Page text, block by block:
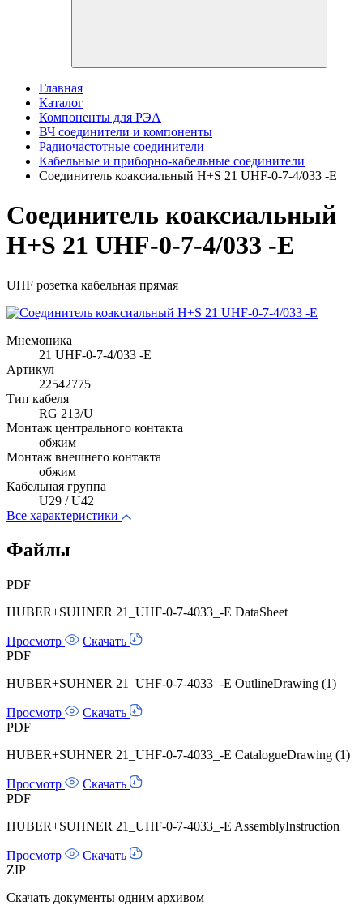
Главная
Каталог
Компоненты для РЭА
ВЧ соединители и компоненты
Радиочастотные соединители
Кабельные и приборно-кабельные соединители
Соединитель коаксиальный H+S 21 UHF-0-7-4/033 -E
Соединитель коаксиальный
H+S 21 UHF-0-7-4/033 -E
UHF розетка кабельная прямая
Мнемоника
21 UHF-0-7-4/033 -E
Артикул
22542775
Тип кабеля
RG 213/U
Монтаж центрального контакта
обжим
Монтаж внешнего контакта
обжим
Кабельная группа
U29 / U42
Все характеристики
Файлы
PDF
HUBER+SUHNER 21_UHF-0-7-4033_-E DataSheet
Просмотр
Скачать
PDF
HUBER+SUHNER 21_UHF-0-7-4033_-E OutlineDrawing (1)
Просмотр
Скачать
PDF
HUBER+SUHNER 21_UHF-0-7-4033_-E CatalogueDrawing (1)
Просмотр
Скачать
PDF
HUBER+SUHNER 21_UHF-0-7-4033_-E AssemblyInstruction
Просмотр
Скачать
ZIP
Скачать документы одним архивом